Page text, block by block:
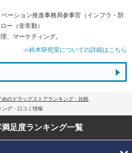
ーション推進事務局参事官（インフラ・防
ー（非常勤）
、マーケティング。
≫鈴木研究室についての詳細はこちら
めのドラッグストアランキング・比較
ング・口コミ情報
足度ランキング一覧